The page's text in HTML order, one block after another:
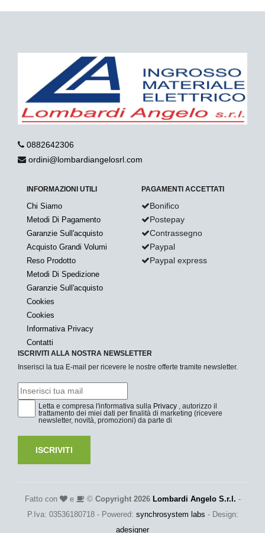
0882642306
ordini@lombardiangelosrl.com
INFORMAZIONI UTILI
Chi Siamo
Metodi Di Pagamento
Garanzie Sull'acquisto
Acquisto Grandi Volumi
Reso Prodotto
Metodi Di Spedizione
Garanzie Sull'acquisto
Cookies
Cookies
Informativa Privacy
Contatti
PAGAMENTI ACCETTATI
Bonifico
Postepay
Contrassegno
Paypal
Paypal express
ISCRIVITI ALLA NOSTRA NEWSLETTER
Inserisci la tua E-mail per ricevere le nostre offerte tramite newsletter.
Letta e compresa l'informativa sulla Privacy , autorizzo il
trattamento dei miei dati per finalità di marketing (ricevere
newsletter, novità, promozioni) da parte di
ISCRIVITI
Fatto con e © Copyright 2026 Lombardi Angelo S.r.l. -
P.Iva: 03536180718 - Powered: synchrosystem labs - Design:
adesigner